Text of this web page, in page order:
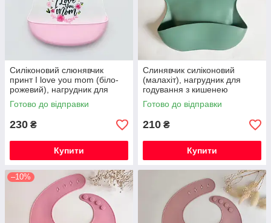
Силіконовий слюнявчик
принт I love you mom (біло-
рожевий), нагрудник для
годування з кишенею
Готово до відправки
230 ₴
Купити
Слинявчик силіконовий
(малахіт), нагрудник для
годування з кишенею
Готово до відправки
210 ₴
Купити
–10%